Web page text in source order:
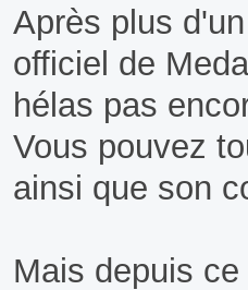
Après plus
officiel de
hélas pas
Vous pouvez
ainsi que son
Mais depuis